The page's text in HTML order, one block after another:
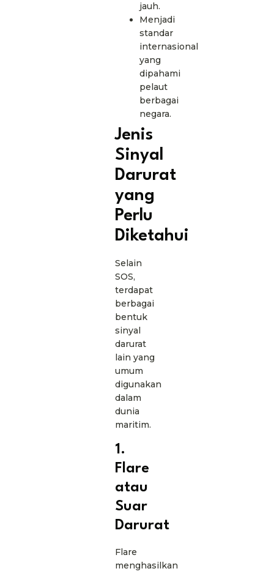
jauh.
Menjadi
standar
internasional
yang
dipahami
pelaut
berbagai
negara.
Jenis
Sinyal
Darurat
yang
Perlu
Diketahui
Selain
SOS,
terdapat
berbagai
bentuk
sinyal
darurat
lain yang
umum
digunakan
dalam
dunia
maritim.
1.
Flare
atau
Suar
Darurat
Flare
menghasilkan